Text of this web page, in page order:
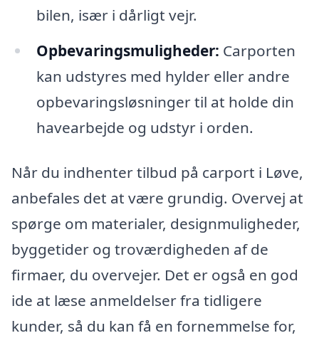
bilen, især i dårligt vejr.
Opbevaringsmuligheder: Carporten
kan udstyres med hylder eller andre
opbevaringsløsninger til at holde din
havearbejde og udstyr i orden.
Når du indhenter tilbud på carport i Løve,
anbefales det at være grundig. Overvej at
spørge om materialer, designmuligheder,
byggetider og troværdigheden af de
firmaer, du overvejer. Det er også en god
ide at læse anmeldelser fra tidligere
kunder, så du kan få en fornemmelse for,